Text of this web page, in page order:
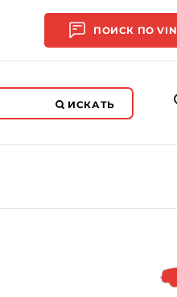
ПОИСК ПОVIN
ИСКАТЬ